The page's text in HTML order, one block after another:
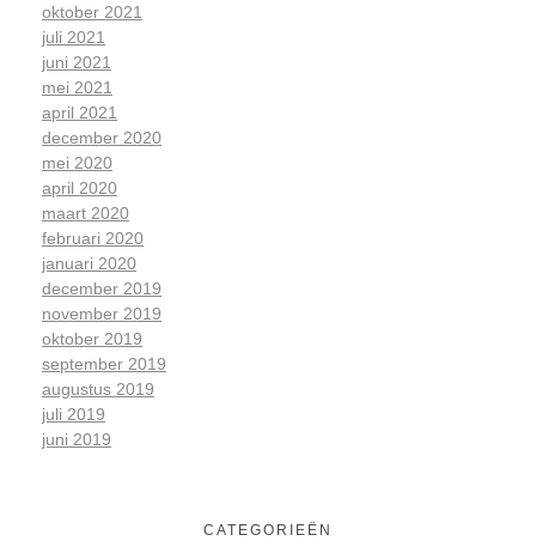
oktober 2021
juli 2021
juni 2021
mei 2021
april 2021
december 2020
mei 2020
april 2020
maart 2020
februari 2020
januari 2020
december 2019
november 2019
oktober 2019
september 2019
augustus 2019
juli 2019
juni 2019
CATEGORIEËN